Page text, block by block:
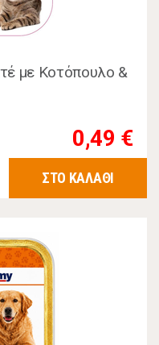
με Κοτόπουλο &
0,49 €
ΣΤΟ ΚΑΛΑΘΙ